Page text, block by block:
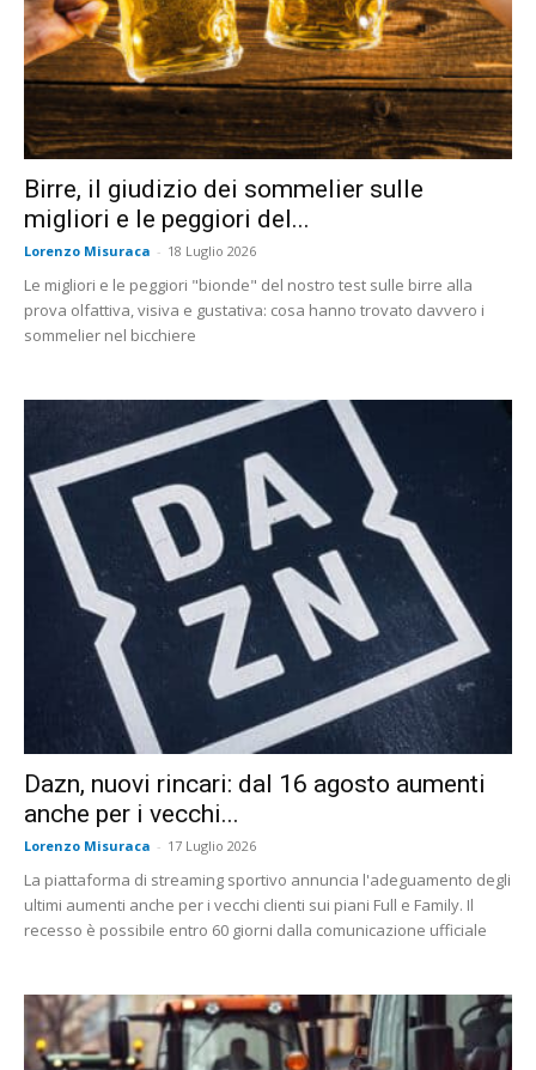
Birre, il giudizio dei sommelier sulle
migliori e le peggiori del...
Lorenzo Misuraca - 18 Luglio 2026
Le migliori e le peggiori "bionde" del nostro test sulle birre alla
prova olfattiva, visiva e gustativa: cosa hanno trovato davvero i
sommelier nel bicchiere
Dazn, nuovi rincari: dal 16 agosto aumenti
anche per i vecchi...
Lorenzo Misuraca - 17 Luglio 2026
La piattaforma di streaming sportivo annuncia l'adeguamento degli
ultimi aumenti anche per i vecchi clienti sui piani Full e Family. Il
recesso è possibile entro 60 giorni dalla comunicazione ufficiale